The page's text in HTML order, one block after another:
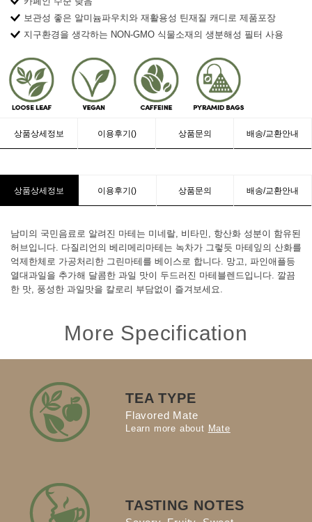
보관성 좋은 알미늄파우치와 재활용성 틴재질 캐디로 제품포장
지구환경을 생각하는 NON-GMO 식물소재의 생분해성 필터 사용
상품상세정보 이용후기() 상품문의 배송/교환안내
상품상세정보 이용후기() 상품문의 배송/교환안내
남미의 국민음료로 알려진 마테는 미네랄, 비타민, 항산화 성분이 함유된
허브입니다. 다질리언의 베리메리마테는 녹차가 그렇듯 마테잎의 산화를
억제한체로 가공처리한 그린마테를 베이스로 합니다. 망고, 파인애플등
열대과일을 추가해 달콤한 과일 맛이 두드러진 마테블렌드입니다. 깔끔
한 맛, 풍성한 과일맛을 칼로리 부담없이 즐겨보세요.
More Specification
TEA TYPE
Flavored Mate
Learn more about Mate
TASTING NOTES